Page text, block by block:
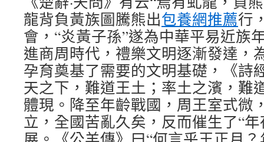
龍背負黃族圖騰熊出包養網推薦行
會，“炎黃子孫”遂為中華平易近族
進商周時代，禮樂文明逐漸發達，
孕育奠基了需要的文明基礎，《詩
天之下，難道王土；率土之濱，難
體現。降至年齡戰國，周王室式微
立，全國苦亂久矣，反而催生了“